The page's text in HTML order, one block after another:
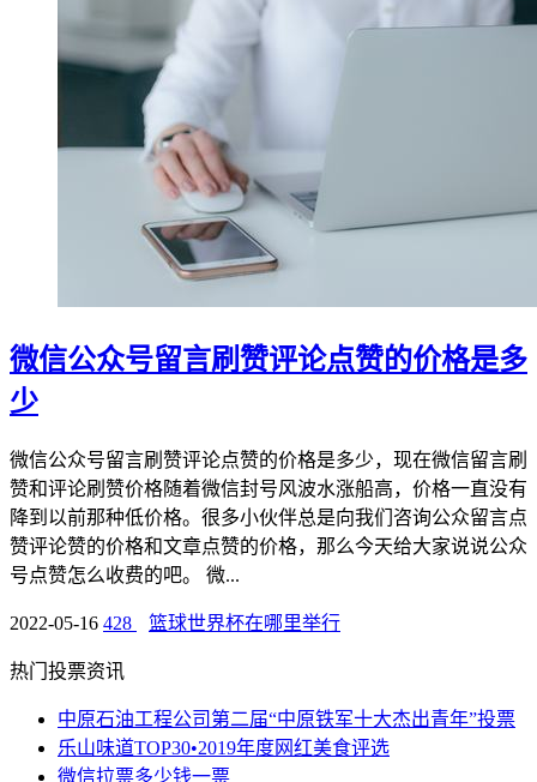
微信公众号留言刷赞评论点赞的价格是多
少
微信公众号留言刷赞评论点赞的价格是多少，现在微信留言刷
赞和评论刷赞价格随着微信封号风波水涨船高，价格一直没有
降到以前那种低价格。很多小伙伴总是向我们咨询公众留言点
赞评论赞的价格和文章点赞的价格，那么今天给大家说说公众
号点赞怎么收费的吧。 微...
2022-05-16 428 篮球世界杯在哪里举行
热门投票资讯
中原石油工程公司第二届“中原铁军十大杰出青年”投票
乐山味道TOP30•2019年度网红美食评选
微信拉票多少钱一票